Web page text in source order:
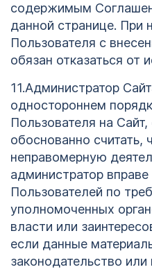
содержимым
данной странице. При
Пользователя с
обязан отказаться от
11.Администратор
одностороннем
Пользователя на
обоснованно считать,
неправомерную
администратор
Пользователей по
уполномоченных
власти или
если данные
законодательство или